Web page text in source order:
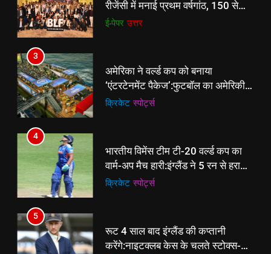
रीजेंसी में मनाई प्रथम वर्षगांठ, 150 से
अधिक उद्योगपति एवं पेशेवर हुए शामिल
ई-पेपर उत्तर
3
अमेरिका ने वर्ल्ड कप को बनाया
‘एंटरटेनमेंट पैकेज’:फुटबॉल का अमेरिकी
मेकओवर, कई मेगा कॉन्सर्ट; मशहूर हस्तियों
क्रिकेट ‎स्पोर्ट्स
4
भारतीय विमेंस टीम टी-20 वर्ल्ड कप का
वार्म-अप मैच हारी:इंग्लैंड ने 5 रन से हराया;
ऋचा घोष की फिफ्टी बेकार
क्रिकेट ‎स्पोर्ट्स
5
रूट 4 साल बाद इंग्लैंड की कप्तानी
करेंगे:नाइटक्लब केस के चलते स्टोक्स-